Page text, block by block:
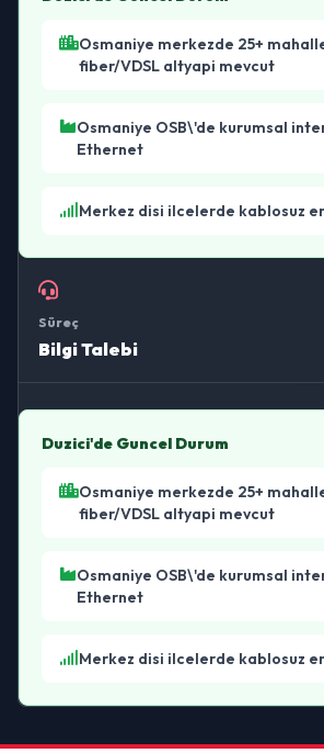
Osmaniye merkezde 25+
fiber/VDSL altyapi mevcut
Osmaniye OSB\'de kurumsal
Ethernet
Merkez disi ilcelerde kablosuz
Süreç
Bilgi Talebi
Duzici'de Guncel Durum
Osmaniye merkezde 25+
fiber/VDSL altyapi mevcut
Osmaniye OSB\'de kurumsal
Ethernet
Merkez disi ilcelerde kablosuz